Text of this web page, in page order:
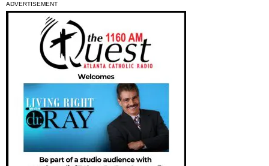
ADVERTISEMENT